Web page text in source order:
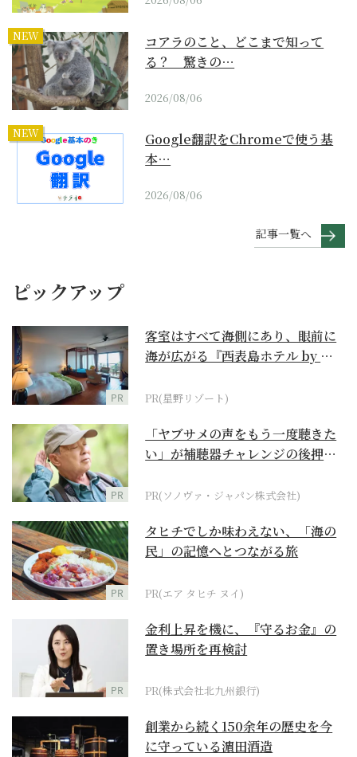
NEW
コアラのこと、どこまで知って
る？ 驚きの…
2026/08/06
NEW
Google翻訳をChromeで使う基
本…
2026/08/06
記事一覧へ
ピックアップ
PR
客室はすべて海側にあり、眼前に
海が広がる『西表島ホテル by 星
PR(星野リゾート)
PR
「ヤブサメの声をもう一度聴きた
い」が補聴器チャレンジの後押し
PR(ソノヴァ・ジャパン株式会社)
PR
タヒチでしか味わえない、「海の
民」の記憶へとつながる旅
PR(エア タヒチ ヌイ)
PR
金利上昇を機に、『守るお金』の
置き場所を再検討
PR(株式会社北九州銀行)
創業から続く150余年の歴史を今
に守っている濵田酒造